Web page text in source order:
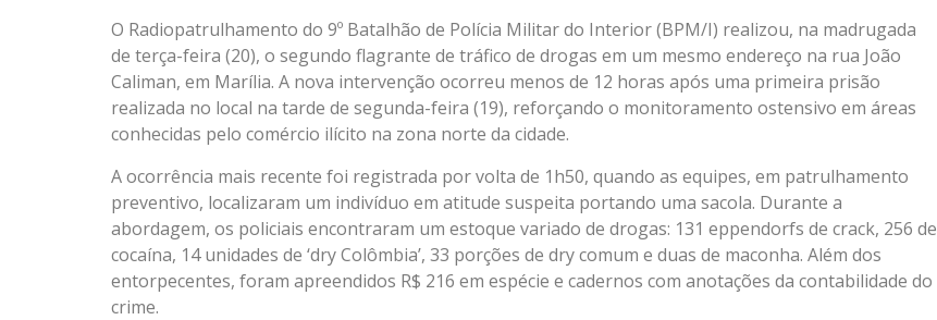
O Radiopatrulhamento do 9º Batalhão de Polícia Militar do Interior (BPM/I) realizou, na madrugada
de terça-feira (20), o segundo flagrante de tráfico de drogas em um mesmo endereço na rua João
Caliman, em Marília. A nova intervenção ocorreu menos de 12 horas após uma primeira prisão
realizada no local na tarde de segunda-feira (19), reforçando o monitoramento ostensivo em áreas
conhecidas pelo comércio ilícito na zona norte da cidade.
A ocorrência mais recente foi registrada por volta de 1h50, quando as equipes, em patrulhamento
preventivo, localizaram um indivíduo em atitude suspeita portando uma sacola. Durante a
abordagem, os policiais encontraram um estoque variado de drogas: 131 eppendorfs de crack, 256 de
cocaína, 14 unidades de ‘dry Colômbia’, 33 porções de dry comum e duas de maconha. Além dos
entorpecentes, foram apreendidos R$ 216 em espécie e cadernos com anotações da contabilidade do
crime.